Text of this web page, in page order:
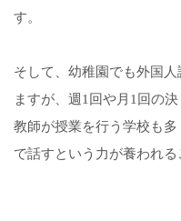
す。
そして、幼稚園でも外国
ますが、週1回や月1回の
教師が授業を行う学校も
で話すという力が養われる